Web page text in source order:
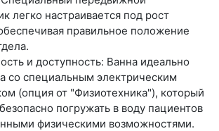
легко настраивается под рост
правильное положение
и доступность: Ванна идеально
со специальным электрическим
(опция от "Физиотехника"), который
погружать в воду пациентов
физическими возможностями.